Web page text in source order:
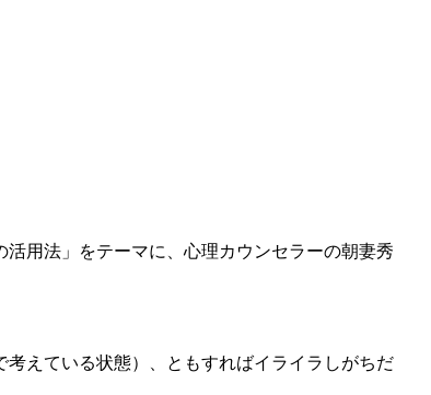
用法」をテーマに、心理カウンセラーの朝妻秀
えている状態）、ともすればイライラしがちだ